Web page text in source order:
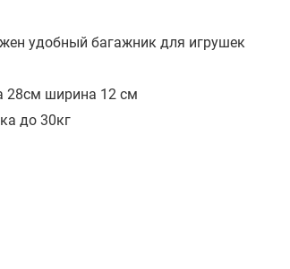
удобный багажник для игрушек
28см ширина 12 см
до 30кг